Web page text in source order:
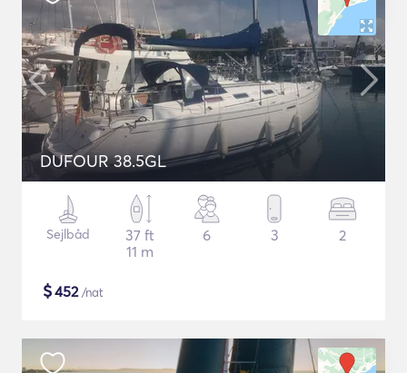
DUFOUR 38.5GL
Sejlbåd
37 ft
11 m
6 3 2
$452/nat